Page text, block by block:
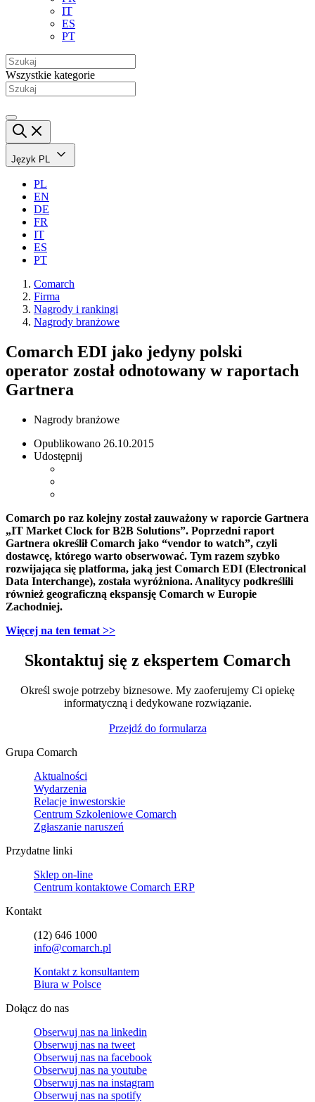
IT
ES
PT
Wszystkie kategorie
Język PL
PL
EN
DE
FR
IT
ES
PT
Comarch
Firma
Nagrody i rankingi
Nagrody branżowe
Comarch EDI jako jedyny polski
operator został odnotowany w raportach
Gartnera
Nagrody branżowe
Opublikowano 26.10.2015
Udostępnij
Comarch po raz kolejny został zauważony w raporcie Gartnera
„IT Market Clock for B2B Solutions”. Poprzedni raport
Gartnera określił Comarch jako “vendor to watch”, czyli
dostawcę, którego warto obserwować. Tym razem szybko
rozwijająca się platforma, jaką jest Comarch EDI (Electronical
Data Interchange), została wyróżniona. Analitycy podkreślili
również geograficzną ekspansję Comarch w Europie
Zachodniej.
Więcej na ten temat >>
Skontaktuj się z ekspertem Comarch
Określ swoje potrzeby biznesowe. My zaoferujemy Ci opiekę
informatyczną i dedykowane rozwiązanie.
Przejdź do formularza
Grupa Comarch
Aktualności
Wydarzenia
Relacje inwestorskie
Centrum Szkoleniowe Comarch
Zgłaszanie naruszeń
Przydatne linki
Sklep on-line
Centrum kontaktowe Comarch ERP
Kontakt
(12) 646 1000
info@comarch.pl
Kontakt z konsultantem
Biura w Polsce
Dołącz do nas
Obserwuj nas na linkedin
Obserwuj nas na tweet
Obserwuj nas na facebook
Obserwuj nas na youtube
Obserwuj nas na instagram
Obserwuj nas na spotify